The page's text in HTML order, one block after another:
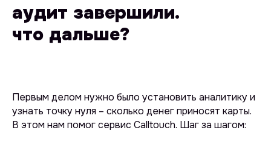
аудит завершили.
что дальше?
Первым делом нужно было установить аналитику и
узнать точку нуля – сколько денег приносят карты.
В этом нам помог сервис Calltouch. Шаг за шагом: